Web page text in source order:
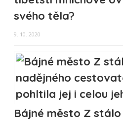
svého těla?
9. 10. 2020
Bájné město Z